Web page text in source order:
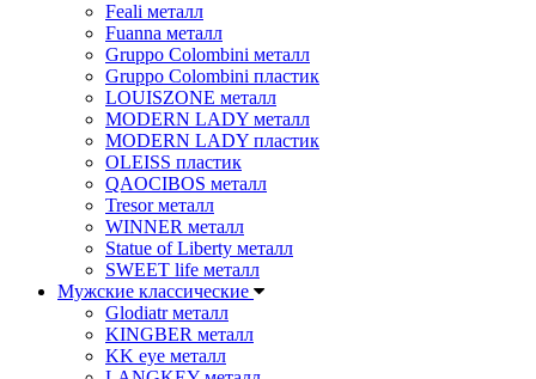
Feali металл
Fuanna металл
Gruppo Colombini металл
Gruppo Colombini пластик
LOUISZONE металл
MODERN LADY металл
MODERN LADY пластик
OLEISS пластик
QAOCIBOS металл
Tresor металл
WINNER металл
Statue of Liberty металл
SWEET life металл
Мужские классические
Glodiatr металл
KINGBER металл
KK eye металл